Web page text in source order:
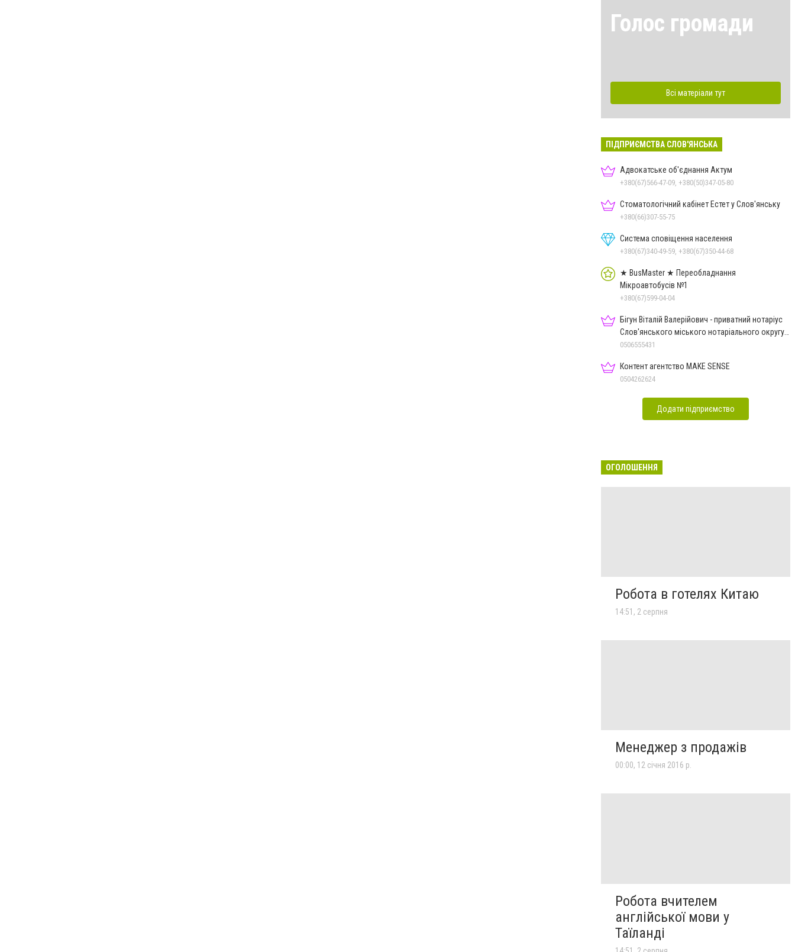
Голос громади
Всі матеріали тут
ПІДПРИЄМСТВА СЛОВ'ЯНСЬКА
Адвокатське об'єднання Актум
+380(67)566-47-09, +380(50)347-05-80
Стоматологічний кабінет Естет у Слов'янську
+380(66)307-55-75
Система сповіщення населення
+380(67)340-49-59, +380(67)350-44-68
★ BusMaster ★ Переобладнання
Мікроавтобусів №1
+380(67)599-04-04
Бігун Віталій Валерійович - приватний нотаріус
Слов'янського міського нотаріального округу
Дон.обл.
0506555431
Контент агентство MAKE SENSE
0504262624
Додати підприємство
ОГОЛОШЕННЯ
Робота в готелях Китаю
14:51, 2 серпня
Менеджер з продажів
00:00, 12 січня 2016 р.
Робота вчителем
англійської мови у
Таїланді